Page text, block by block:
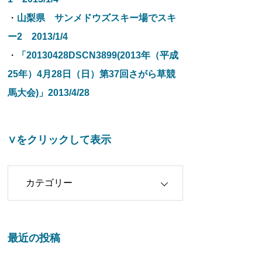
・ 山梨県 サンメドウズスキー場でスキ
ー2 2013/1/4
・
「20130428DSCN3899(2013年（平成
25年）4月28日（日）第37回さがら草競
馬大会)」2013/4/28
∨をクリックして表示
最近の投稿